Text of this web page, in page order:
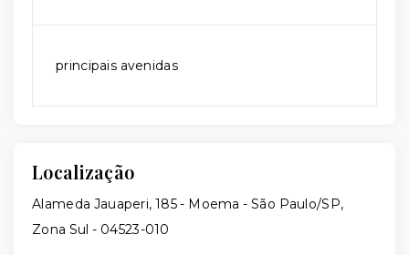
principais avenidas
Localização
Alameda Jauaperi, 185 - Moema - São Paulo/SP,
Zona Sul - 04523-010